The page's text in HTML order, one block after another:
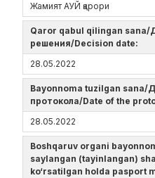
Жамият АУЙ қарори
Qaror qabul qilingan sana/
решения/Decision date:
28.05.2022
Bayonnoma tuzilgan sana/
протокола/Date of the
28.05.2022
Boshqaruv organi
saylangan (tayinlangan)
ko‘rsatilgan holda pasport